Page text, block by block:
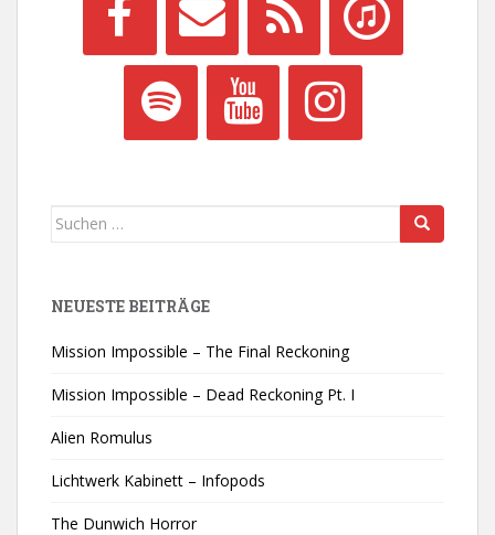
Suchen
NEUESTE BEITRÄGE
Mission Impossible – The Final Reckoning
Mission Impossible – Dead Reckoning Pt. I
Alien Romulus
Lichtwerk Kabinett – Infopods
The Dunwich Horror